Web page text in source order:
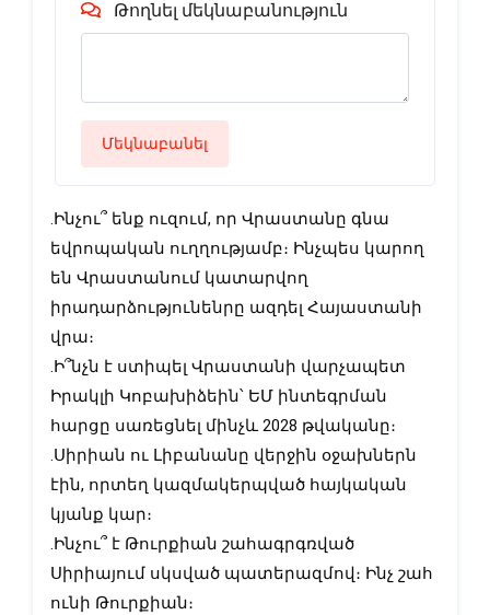
Թողնել մեկնաբանություն
Մեկնաբանել
.Ինչու՞ ենք ուզում, որ Վրաստանը գնա
եվրոպական ուղղությամբ։ Ինչպես կարող
են Վրաստանում կատարվող
իրադարձությունենրը ազդել Հայաստանի
վրա։
.Ի՞նչն է ստիպել Վրաստանի վարչապետ
Իրակլի Կոբախիձեին՝ ԵՄ ինտեգրման
հարցը սառեցնել մինչև 2028 թվականը։
.Սիրիան ու Լիբանանը վերջին օջախներն
էին, որտեղ կազմակերպված հայկական
կյանք կար։
.Ինչու՞ է Թուրքիան շահագրգռված
Սիրիայում սկսված պատերազմով։ Ինչ շահ
ունի Թուրքիան։